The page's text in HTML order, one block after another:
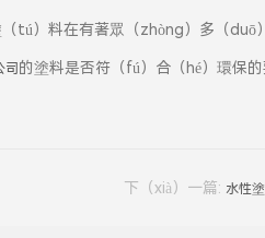
tú）料在有著眾（zhòng）多（duō
司 的塗料是否符（fú）合（hé）環保
下（xià）一篇: 水性